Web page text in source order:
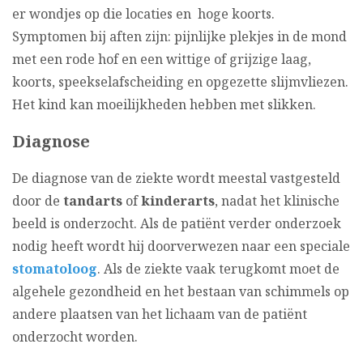
er wondjes op die locaties en hoge koorts.
Symptomen bij aften zijn: pijnlijke plekjes in de mond
met een rode hof en een wittige of grijzige laag,
koorts, speekselafscheiding en opgezette slijmvliezen.
Het kind kan moeilijkheden hebben met slikken.
Diagnose
De diagnose van de ziekte wordt meestal vastgesteld
door de tandarts ofkinderarts, nadat het klinische
beeld is onderzocht. Als de patiënt verder onderzoek
nodig heeft wordt hij doorverwezen naar een speciale
stomatoloog. Als de ziekte vaak terugkomt moet de
algehele gezondheid en het bestaan van schimmels op
andere plaatsen van het lichaam van de patiënt
onderzocht worden.